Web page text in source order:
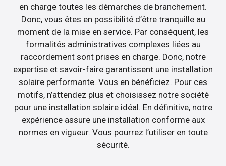
en charge toutes les démarches de branchement.
Donc, vous êtes en possibilité d’être tranquille au
moment de la mise en service. Par conséquent, les
formalités administratives complexes liées au
raccordement sont prises en charge. Donc, notre
expertise et savoir-faire garantissent une installation
solaire performante. Vous en bénéficiez. Pour ces
motifs, n’attendez plus et choisissez notre société
pour une installation solaire idéal. En définitive, notre
expérience assure une installation conforme aux
normes en vigueur. Vous pourrez l’utiliser en toute
sécurité.